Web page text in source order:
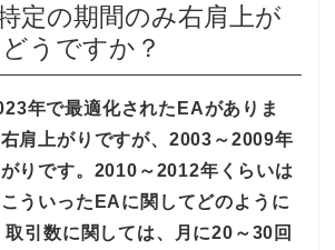
定の期間のみ右肩上が
うですか？
年で最適化されたEAがありま
肩上がりですが、2003～2009年
りです。2010～2012年くらいは
ういったEAに関してどのように
引数に関しては、月に20～30回